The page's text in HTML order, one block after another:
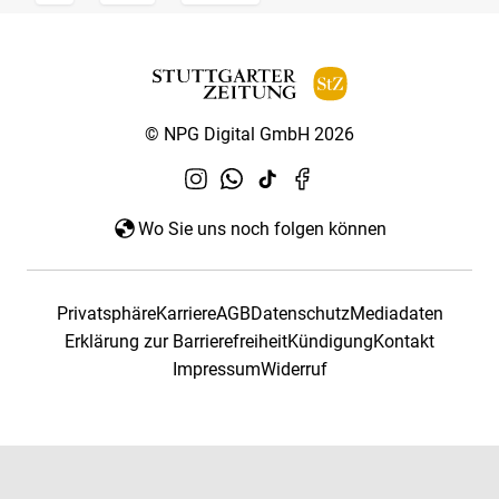
© NPG Digital GmbH 2026
Wo Sie uns noch folgen können
PrivatsphäreKarriereAGBDatenschutzMediadaten
Erklärung zur BarrierefreiheitKündigungKontakt
ImpressumWiderruf